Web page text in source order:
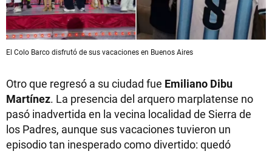
El Colo Barco disfrutó de sus vacaciones en Buenos Aires
Otro que regresó a su ciudad fue Emiliano Dibu
Martínez. La presencia del arquero marplatense no
pasó inadvertida en la vecina localidad de Sierra de
los Padres, aunque sus vacaciones tuvieron un
episodio tan inesperado como divertido: quedó